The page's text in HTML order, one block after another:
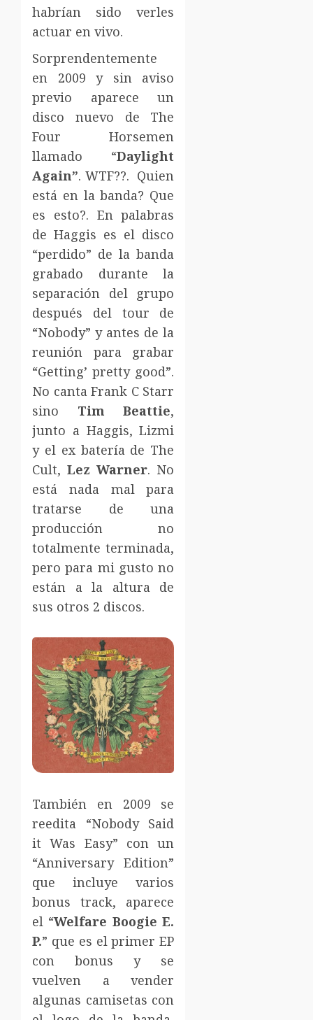
habrían sido verles
actuar en vivo.
Sorprendentemente
en 2009 y sin aviso
previo aparece un
disco nuevo de The
Four Horsemen
llamado “Daylight
Again”. WTF??. Quien
está en la banda? Que
es esto?. En palabras
de Haggis es el disco
“perdido” de la banda
grabado durante la
separación del grupo
después del tour de
“Nobody” y antes de la
reunión para grabar
“Getting’ pretty good”.
No canta Frank C Starr
sino Tim Beattie,
junto a Haggis, Lizmi
y el ex batería de The
Cult,Lez Warner. No
está nada mal para
tratarse de una
producción no
totalmente terminada,
pero para mi gusto no
están a la altura de
sus otros 2 discos.
También en 2009 se
reedita “Nobody Said
it Was Easy” con un
“Anniversary Edition”
que incluye varios
bonus track, aparece
el “Welfare Boogie E.
P.” que es el primer EP
con bonus y se
vuelven a vender
algunas camisetas con